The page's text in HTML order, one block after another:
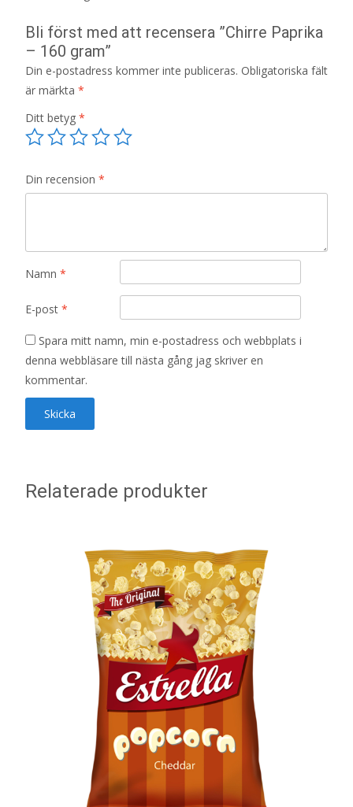
Bli först med att recensera ”Chirre Paprika
– 160 gram”
Din e-postadress kommer inte publiceras. Obligatoriska fält
är märkta *
Ditt betyg *
Din recension *
Namn *
E-post *
Spara mitt namn, min e-postadress och webbplats i
denna webbläsare till nästa gång jag skriver en
kommentar.
Relaterade produkter